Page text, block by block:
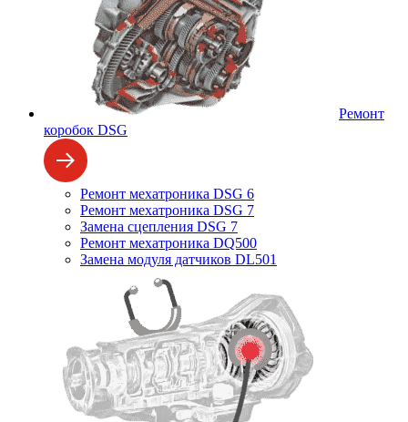
Ремонт
коробок DSG
Ремонт мехатроника DSG 6
Ремонт мехатроника DSG 7
Замена сцепления DSG 7
Ремонт мехатроника DQ500
Замена модуля датчиков DL501